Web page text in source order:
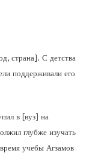
страна]. С детства
поддерживали его
в [вуз] на
глубже изучать
учебы Агзамов